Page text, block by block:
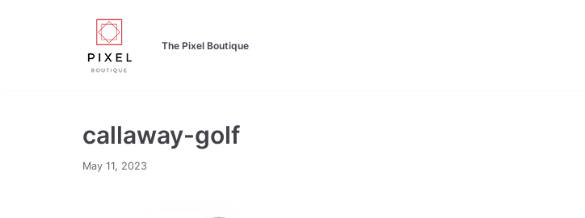
The Pixel Boutique
callaway-golf
May 11, 2023